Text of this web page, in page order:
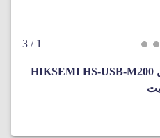
1
/ 3
فلش مموری هایک سمی مدل HIKSEMI HS-USB-M200